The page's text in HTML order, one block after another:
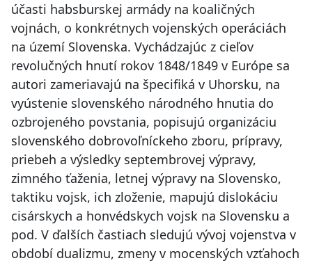
účasti habsburskej armády na koaličných
vojnách, o konkrétnych vojenských operáciách
na území Slovenska. Vychádzajúc z cieľov
revolučných hnutí rokov 1848/1849 v Európe sa
autori zameriavajú na špecifiká v Uhorsku, na
vyústenie slovenského národného hnutia do
ozbrojeného povstania, popisujú organizáciu
slovenského dobrovoľníckeho zboru, prípravy,
priebeh a výsledky septembrovej výpravy,
zimného ťaženia, letnej výpravy na Slovensko,
taktiku vojsk, ich zloženie, mapujú dislokáciu
cisárskych a honvédskych vojsk na Slovensku a
pod. V ďalších častiach sledujú vývoj vojenstva v
období dualizmu, zmeny v mocenských vzťahoch